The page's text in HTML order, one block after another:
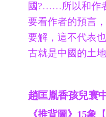
國?……所以和作
要看作者的預言
要解，這不代表
古就是中國的土
趙匡胤香孩兒寰
《推背圖》15象 【